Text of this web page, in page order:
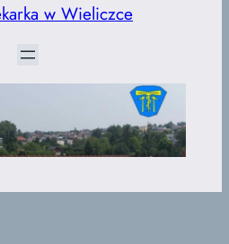
w Wieliczce